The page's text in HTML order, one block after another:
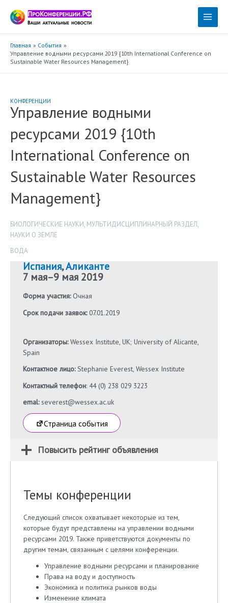
содержимому
Main
Главная
События
Управление водными ресурсами 2019 {10th International Conference on
Sustainable Water Resources Management}
КОНФЕРЕНЦИИ
Управление водными
ресурсами 2019 {10th
International Conference on
Sustainable Water Resources
Management}
БИОЛОГИЧЕСКИЕ НАУКИ, МУЛЬТИДИСЦИПЛИНАРНЫЙ РАЗДЕЛ,
НАУКИ О ЗЕМЛЕ
ВОДА
Испания,Аликанте
7 мая–9 мая 2019
Форма участия:Очная
Срок подачи заявок:07.01.2019
Организаторы:Wessex Institute, UK; University of Alicante,
Spain
Контактное лицо:Stephanie Everest, Wessex Institute
Контактный телефон: 44 (0) 238 029 3223
emal:severest@wessex.ac.uk
Страница события
Повысить рейтинг объявления
Темы конференции
Следующий список охватывает некоторые из тем,
которые будут представлены на управлении водными
ресурсами 2019. Также приветствуются документы по
другим темам, связанным с целями конференции.
Управление водными ресурсами и планирование
Права на воду и доступность
Экономика и политика рынков воды
Изменение климата